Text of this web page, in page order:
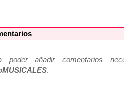
poder añadir comentarios
.